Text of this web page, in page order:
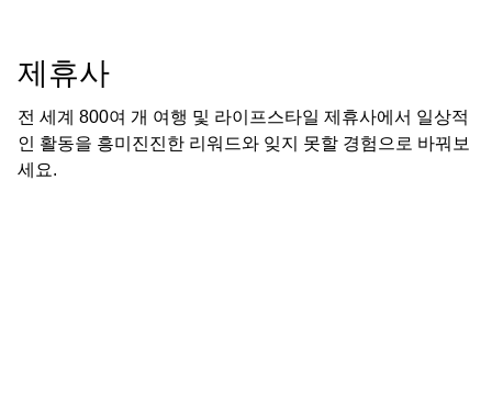
제휴사
전 세계 800여 개 여행 및 라이프스타일 제휴사에서 일상적
인 활동을 흥미진진한 리워드와 잊지 못할 경험으로 바꿔보
세요.